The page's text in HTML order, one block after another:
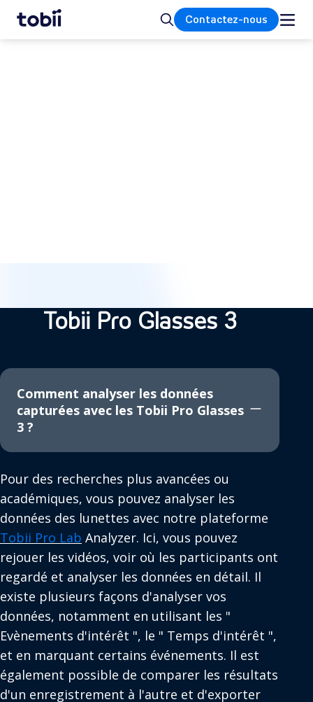
Accueil Rechercher
Contactez-nous
Tobii Pro Glasses 3
Comment analyser les données
capturées avec les Tobii Pro Glasses
3 ?
Pour des recherches plus avancées ou
académiques, vous pouvez analyser les
données des lunettes avec notre plateforme
Tobii Pro Lab Analyzer. Ici, vous pouvez
rejouer les vidéos, voir où les participants ont
regardé et analyser les données en détail. Il
existe plusieurs façons d'analyser vos
données, notamment en utilisant les "
Evènements d'intérêt ", le " Temps d'intérêt ",
et en marquant certains événements. Il est
également possible de comparer les résultats
d'un enregistrement à l'autre et d'exporter